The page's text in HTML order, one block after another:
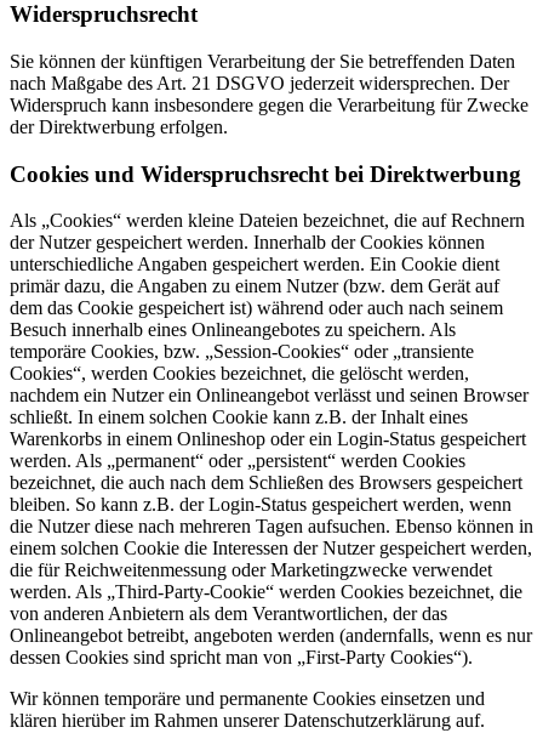
Widerspruchsrecht
Sie können der künftigen Verarbeitung der Sie betreffenden Daten
nach Maßgabe des Art. 21 DSGVO jederzeit widersprechen. Der
Widerspruch kann insbesondere gegen die Verarbeitung für Zwecke
der Direktwerbung erfolgen.
Cookies und Widerspruchsrecht bei Direktwerbung
Als „Cookies“ werden kleine Dateien bezeichnet, die auf Rechnern
der Nutzer gespeichert werden. Innerhalb der Cookies können
unterschiedliche Angaben gespeichert werden. Ein Cookie dient
primär dazu, die Angaben zu einem Nutzer (bzw. dem Gerät auf
dem das Cookie gespeichert ist) während oder auch nach seinem
Besuch innerhalb eines Onlineangebotes zu speichern. Als
temporäre Cookies, bzw. „Session-Cookies“ oder „transiente
Cookies“, werden Cookies bezeichnet, die gelöscht werden,
nachdem ein Nutzer ein Onlineangebot verlässt und seinen Browser
schließt. In einem solchen Cookie kann z.B. der Inhalt eines
Warenkorbs in einem Onlineshop oder ein Login-Status gespeichert
werden. Als „permanent“ oder „persistent“ werden Cookies
bezeichnet, die auch nach dem Schließen des Browsers gespeichert
bleiben. So kann z.B. der Login-Status gespeichert werden, wenn
die Nutzer diese nach mehreren Tagen aufsuchen. Ebenso können in
einem solchen Cookie die Interessen der Nutzer gespeichert werden,
die für Reichweitenmessung oder Marketingzwecke verwendet
werden. Als „Third-Party-Cookie“ werden Cookies bezeichnet, die
von anderen Anbietern als dem Verantwortlichen, der das
Onlineangebot betreibt, angeboten werden (andernfalls, wenn es nur
dessen Cookies sind spricht man von „First-Party Cookies“).
Wir können temporäre und permanente Cookies einsetzen und
klären hierüber im Rahmen unserer Datenschutzerklärung auf.